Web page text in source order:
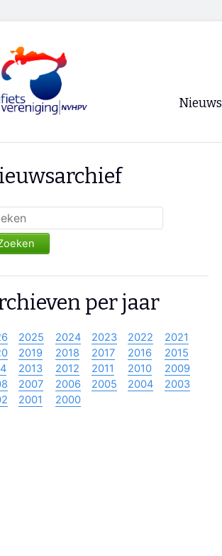
Nieuws
per jaar
2025 2024 2023 2022
2021
2019 2018 2017 2016
2015
2013 2012 2011 2010
2009
2007 2006 2005 2004
2003
2001 2000